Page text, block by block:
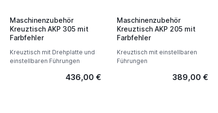
Maschinenzubehör
Kreuztisch AKP 305 mit
Farbfehler
Kreuztisch mit Drehplatte und
einstellbaren Führungen
436,00 €
Maschinenzubehör
Kreuztisch AKP 205 mit
Farbfehler
Kreuztisch mit einstellbaren
Führungen
389,00 €